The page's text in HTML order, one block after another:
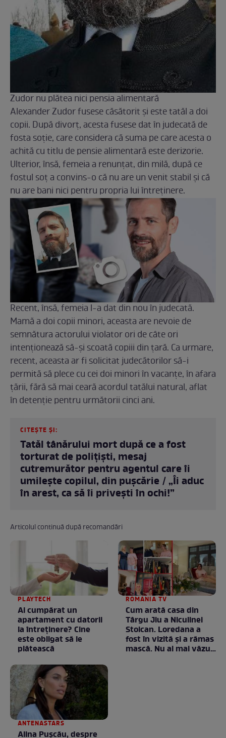
Zudor nu plătea nici pensia alimentară
Alexander Zudor fusese căsătorit și este tatăl a doi
copii. După divorț, acesta fusese dat în judecată de
fosta soție, care considera că suma pe care acesta o
achită cu titlu de pensie alimentară este derizorie.
Ulterior, însă, femeia a renunțat, din milă, după ce
fostul soț a convins-o că nu are un venit stabil și că
nu are bani nici pentru propria lui întreținere.
Recent, însă, femeia l-a dat din nou în judecată.
Mamă a doi copii minori, aceasta are nevoie de
semnătura actorului violator ori de câte ori
intenționează să-și scoată copiii din țară. Ca urmare,
recent, aceasta ar fi solicitat judecătorilor să-i
permită să plece cu cei doi minori în vacanțe, în afara
țării, fără să mai ceară acordul tatălui natural, aflat
în detenție pentru următorii cinci ani.
CITEȘTE ȘI:
Tatăl tânărului mort după ce a fost
torturat de polițiști, mesaj
cutremurător pentru agentul care îi
umilește copilul, din pușcărie / „Îi aduc
în arest, ca să îi privești în ochi!”
Articolul continuă după recomandări
PLAYTECH
Ai cumpărat un
apartament cu datorii
la întreținere? Cine
este obligat să le
plătească
ROMANIA TV
Cum arată casa din
Târgu Jiu a Niculinei
Stoican. Loredana a
fost în vizită și a rămas
mască. Nu ai mai văzut
ANTENASTARS
Alina Pușcău, despre